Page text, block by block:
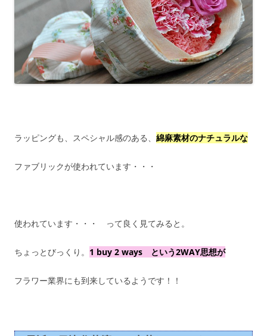
ラッピングも、スペシャル感のある、 綿麻素材のナチュラルな
ファブリックが使われています・・・
使われています・・・ って良く見てみると。
ちょっとびっくり。 1 buy 2 ways という2WAY思想が
フラワー業界にも到来しているようです！！